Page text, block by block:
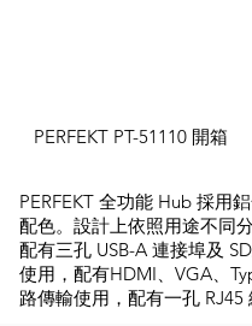
PERFEKT PT-51110 開箱
PERFEKT 全功能 Hub 採用
配色。設計上依照用途不同
配有三孔 USB-A 連接埠及
使用，配有HDMI、VGA、
路傳輸使用，配有一孔 RJ45